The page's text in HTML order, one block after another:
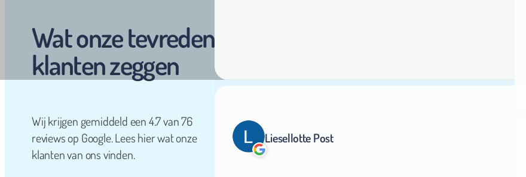
Wat onze tevreden
klanten zeggen
Wij krijgen gemiddeld een 4.7 van 76
reviews op Google. Lees hier wat onze
klanten van ons vinden.